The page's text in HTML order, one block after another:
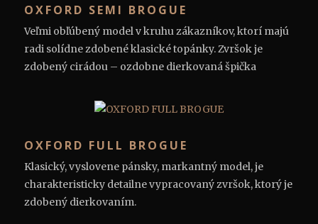
OXFORD SEMI BROGUE
Veľmi obľúbený model v kruhu zákazníkov, ktorí majú
radi solídne zdobené klasické topánky. Zvršok je
zdobený cirádou – ozdobne dierkovaná špička
OXFORD FULL BROGUE
Klasický, vyslovene pánsky, markantný model, je
charakteristicky detailne vypracovaný zvršok, ktorý je
zdobený dierkovaním.